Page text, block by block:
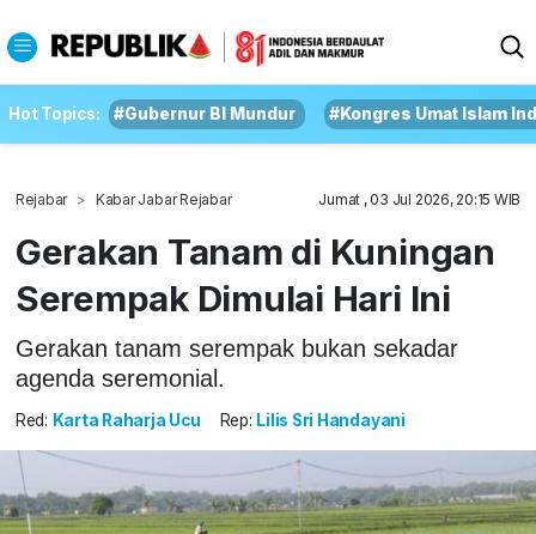
Hot Topics: #Gubernur BI Mundur #Kongres Umat Islam
Rejabar Kabar Jabar Rejabar Jumat , 03 Jul 2026, 20:15 WIB
Gerakan Tanam di Kuningan
Serempak Dimulai Hari Ini
Gerakan tanam serempak bukan sekadar
agenda seremonial.
Red: Karta Raharja Ucu Rep: Lilis Sri Handayani